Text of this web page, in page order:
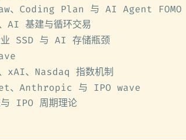
、Coding Plan 与 AI Agent FOMO
AI 基建与循环交易
业 SSD 与 AI 存储瓶颈
xAI、Nasdaq 指数机制
、Anthropic 与 IPO wave
与 IPO 周期理论